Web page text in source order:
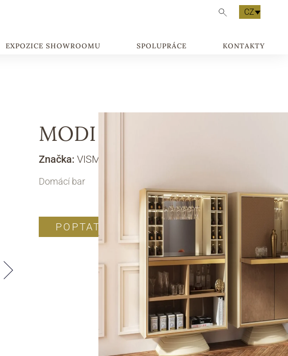
CZ
EXPOZICE SHOWROOMU SPOLUPRÁCE KONTAKTY
MODI
Značka: VISMARA DESIGN
Domácí bar
POPTAT PRODUKT